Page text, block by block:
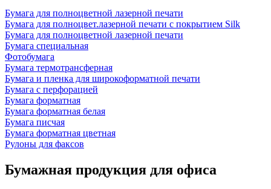
Бумага для полноцветной лазерной печати
Бумага для полноцвет.лазерной печати с покрытием Silk
Бумага для полноцветной лазерной печати
Бумага специальная
Фотобумага
Бумага термотрансферная
Бумага и пленка для широкоформатной печати
Бумага с перфорацией
Бумага форматная
Бумага форматная белая
Бумага писчая
Бумага форматная цветная
Рулоны для факсов
Бумажная продукция для офиса